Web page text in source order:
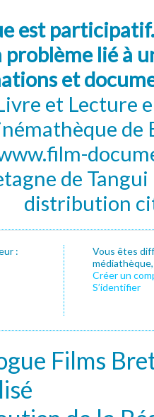
est
lié à
et
et Lecture
de
de
distribution
:
Vous êtes
Créer un
S’identifier
Films